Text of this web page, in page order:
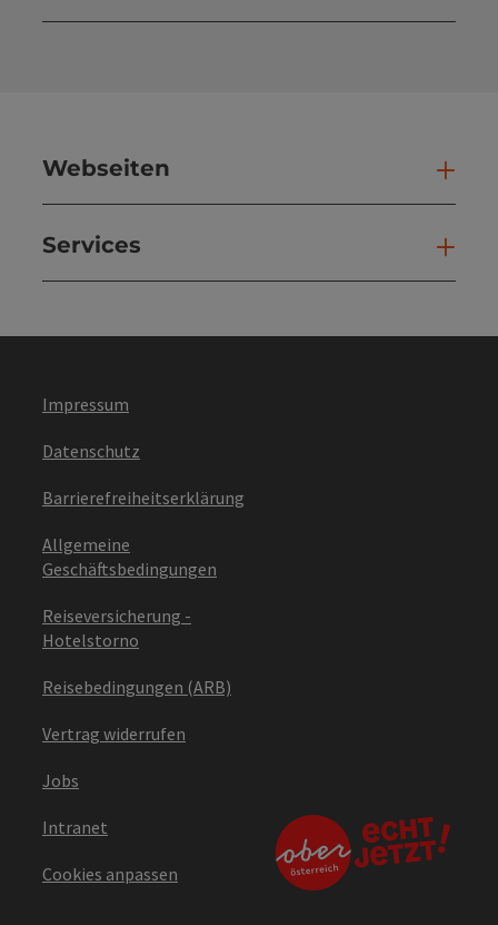
Webseiten
Services
Impressum
Datenschutz
Barrierefreiheitserklärung
Allgemeine
Geschäftsbedingungen
Reiseversicherung -
Hotelstorno
Reisebedingungen (ARB)
Vertrag widerrufen
Jobs
Intranet
Cookies anpassen